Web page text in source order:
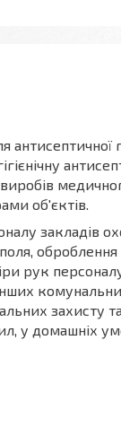
об'єктів.
закладів
рук
захисту
у домашніх